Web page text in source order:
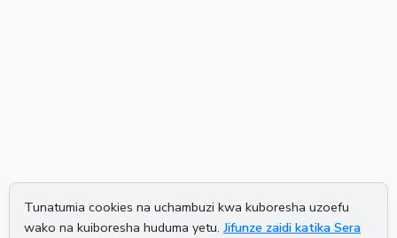
Tunatumia cookies na uchambuzi kwa kuboresha uzoefu
wako na kuiboresha huduma yetu. Jifunze zaidi katika Sera